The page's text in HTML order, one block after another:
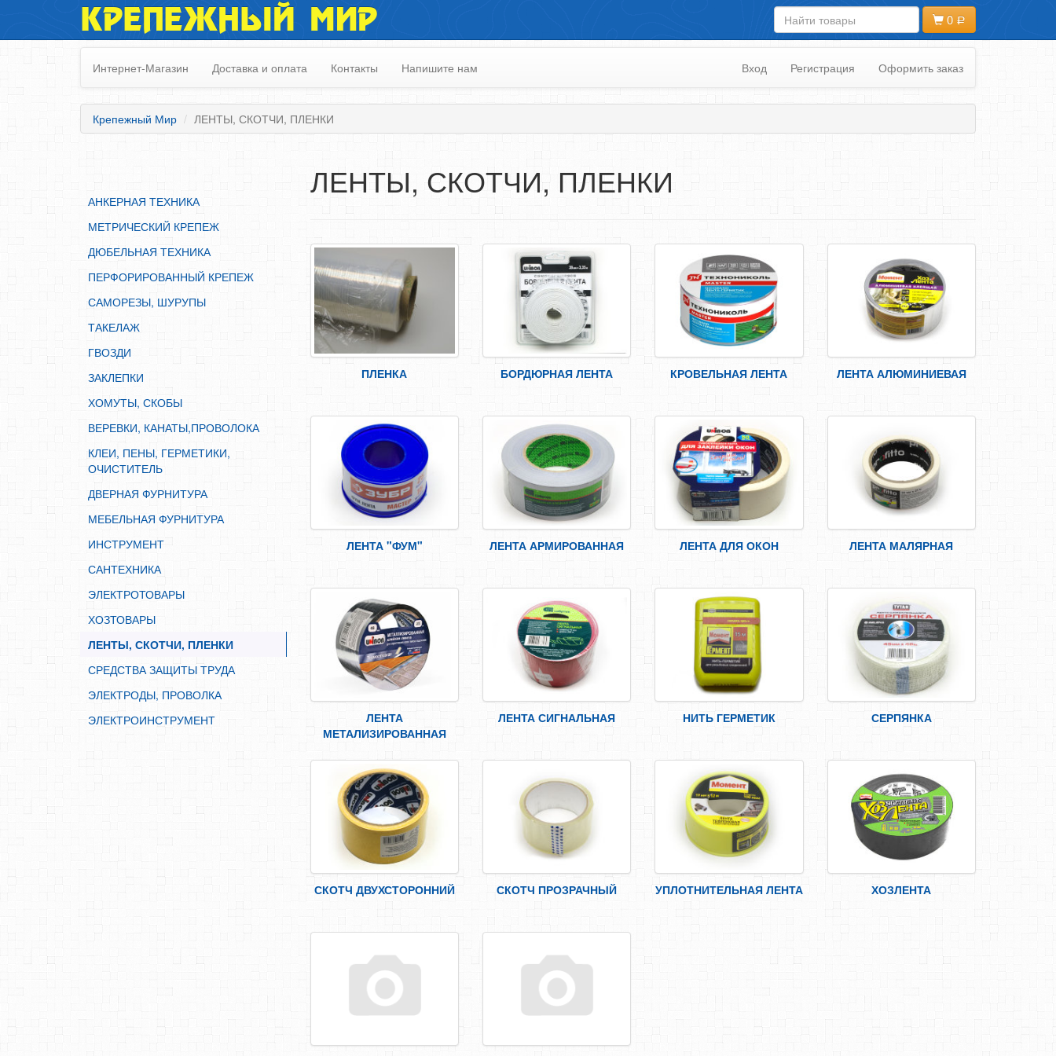
АНКЕРНАЯ ТЕХНИКА
МЕТРИЧЕСКИЙ КРЕПЕЖ
ДЮБЕЛЬНАЯ ТЕХНИКА
ПЕРФОРИРОВАННЫЙ КРЕПЕЖ
САМОРЕЗЫ, ШУРУПЫ
ЗАКЛЕПКИ
ХОМУТЫ, СКОБЫ
ВЕРЕВКИ, КАНАТЫ,ПРОВОЛОКА
КЛЕИ, ПЕНЫ, ГЕРМЕТИКИ, ОЧИСТИТЕЛЬ
ДВЕРНАЯ ФУРНИТУРА
МЕБЕЛЬНАЯ ФУРНИТУРА
ИНСТРУМЕНТ
САНТЕХНИКА
ЭЛЕКТРОТОВАРЫ
ХОЗТОВАРЫ
ЛЕНТЫ, СКОТЧИ, ПЛЕНКИ
СРЕДСТВА ЗАЩИТЫ ТРУДА
ЭЛЕКТРОДЫ, ПРОВОЛКА
КРЕПЕЖНЫЙ МИР 0
Интернет-Магазин Доставка и оплата Контакты Напишите нам Вход Регистрация Оформить заказ
Крепежный Мир ЛЕНТЫ, СКОТЧИ, ПЛЕНКИ
АНКЕРНАЯ ТЕХНИКА
МЕТРИЧЕСКИЙ КРЕПЕЖ
ДЮБЕЛЬНАЯ ТЕХНИКА
ПЕРФОРИРОВАННЫЙ КРЕПЕЖ
САМОРЕЗЫ, ШУРУПЫ
ТАКЕЛАЖ
ГВОЗДИ
ЗАКЛЕПКИ
ХОМУТЫ, СКОБЫ
ВЕРЕВКИ, КАНАТЫ,ПРОВОЛОКА
КЛЕИ, ПЕНЫ, ГЕРМЕТИКИ,
ОЧИСТИТЕЛЬ
ДВЕРНАЯ ФУРНИТУРА
МЕБЕЛЬНАЯ ФУРНИТУРА
ИНСТРУМЕНТ
САНТЕХНИКА
ЭЛЕКТРОТОВАРЫ
ХОЗТОВАРЫ
ЛЕНТЫ, СКОТЧИ, ПЛЕНКИ
СРЕДСТВА ЗАЩИТЫ ТРУДА
ЭЛЕКТРОДЫ, ПРОВОЛКА
ЭЛЕКТРОИНСТРУМЕНТ
ЛЕНТЫ, СКОТЧИ, ПЛЕНКИ
ПЛЕНКА БОРДЮРНАЯ ЛЕНТА КРОВЕЛЬНАЯ ЛЕНТА ЛЕНТА АЛЮМИНИЕВАЯ
ЛЕНТА "ФУМ" ЛЕНТА АРМИРОВАННАЯ ЛЕНТА ДЛЯ ОКОН ЛЕНТА МАЛЯРНАЯ
ЛЕНТА
МЕТАЛИЗИРОВАННАЯ
ЛЕНТА СИГНАЛЬНАЯ НИТЬ ГЕРМЕТИК СЕРПЯНКА
СКОТЧ ДВУХСТОРОННИЙ СКОТЧ ПРОЗРАЧНЫЙ УПЛОТНИТЕЛЬНАЯ ЛЕНТА ХОЗЛЕНТА